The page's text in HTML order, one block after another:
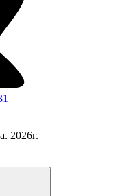
2026г.